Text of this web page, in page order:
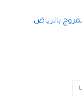
بالرياض